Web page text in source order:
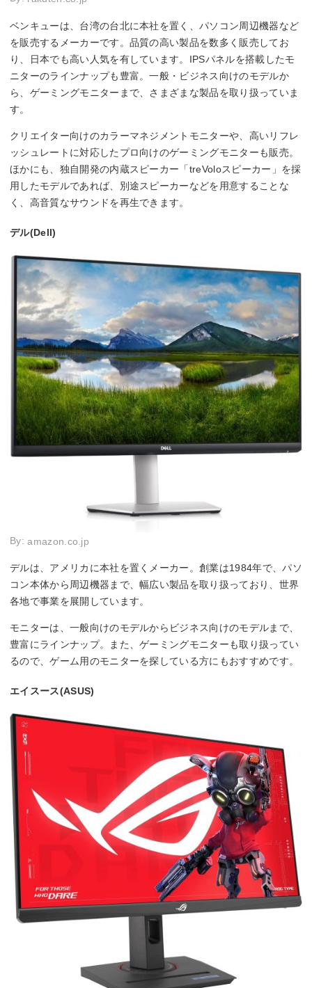
ベンキューは、台湾の台北に本社を置く、パソコン周辺機器など
を販売するメーカーです。品質の高い製品を数多く販売してお
り、日本でも高い人気を有しています。IPSパネルを搭載したモ
ニターのラインナップも豊富。一般・ビジネス向けのモデルか
ら、ゲーミングモニターまで、さまざまな製品を取り扱っていま
す。
クリエイター向けのカラーマネジメントモニターや、高いリフレ
ッシュレートに対応したプロ向けのゲーミングモニターも販売。
ほかにも、独自開発の内蔵スピーカー「treVoloスピーカー」を採
用したモデルであれば、別途スピーカーなどを用意することな
く、高音質なサウンドを再生できます。
デル(Dell)
By:amazon.co.jp
デルは、アメリカに本社を置くメーカー。創業は1984年で、パソ
コン本体から周辺機器まで、幅広い製品を取り扱っており、世界
各地で事業を展開しています。
モニターは、一般向けのモデルからビジネス向けのモデルまで、
豊富にラインナップ。また、ゲーミングモニターも取り扱ってい
るので、ゲーム用のモニターを探している方にもおすすめです。
エイスース(ASUS)